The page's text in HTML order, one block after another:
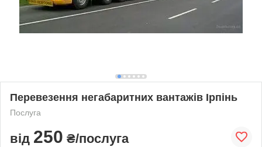
Перевезення негабаритних вантажів Ірпінь
Послуга
від 250 ₴/послуга